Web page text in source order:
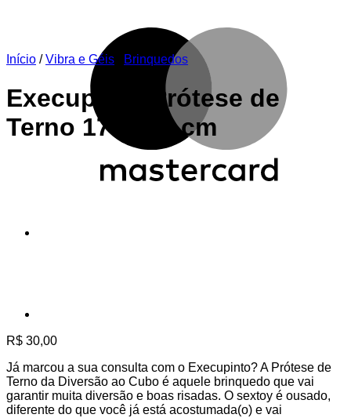
Início / Vibra e Géis Brinquedos
Execupinto Prótese de
Terno 17 x 5,8 cm
R$ 30,00
Já marcou a sua consulta com o Execupinto? A Prótese de
Terno da Diversão ao Cubo é aquele brinquedo que vai
garantir muita diversão e boas risadas. O sextoy é ousado,
diferente do que você já está acostumada(o) e vai